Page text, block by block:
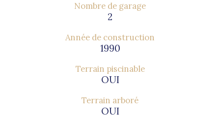
Nombre de garage
2
Année de construction
1990
Terrain piscinable
OUI
Terrain arboré
OUI